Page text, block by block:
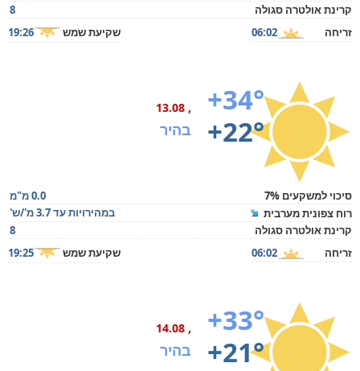
קרינת אולטרה סגולה
8
זריחה
06:02 שקיעת שמש 19:26
+34°
+22°
, 13.08
בהיר
סיכוי למשקעים 7%
0.0 מ"מ
רוח צפונית מערבית
במהירויות עד 3.7 מ'/ש'
קרינת אולטרה סגולה
8
זריחה
06:02 שקיעת שמש 19:25
+33°
+21°
, 14.08
בהיר